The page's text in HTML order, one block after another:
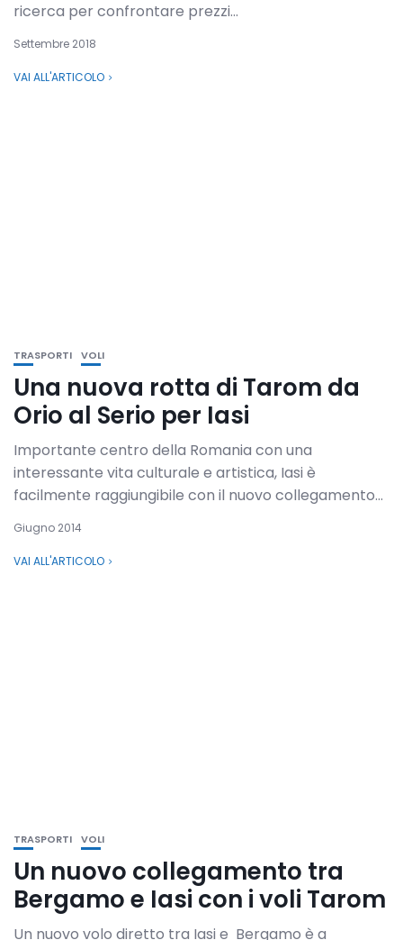
ricerca per confrontare prezzi...
Settembre 2018
VAI ALL'ARTICOLO
TRASPORTI VOLI
Una nuova rotta di Tarom da
Orio al Serio per Iasi
Importante centro della Romania con una
interessante vita culturale e artistica, Iasi è
facilmente raggiungibile con il nuovo collegamento...
Giugno 2014
VAI ALL'ARTICOLO
TRASPORTI VOLI
Un nuovo collegamento tra
Bergamo e Iasi con i voli Tarom
Un nuovo volo diretto tra Iasi e Bergamo è a